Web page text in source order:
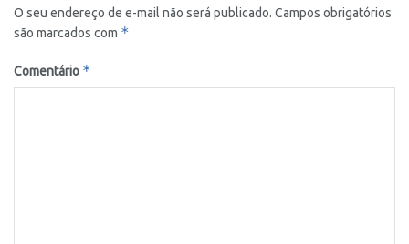
O seu endereço de e-mail não será publicado. Campos obrigatórios
são marcados com *
Comentário *